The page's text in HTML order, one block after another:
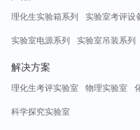
理化生实验箱系列 实验室考评设
实验室电源系列
实验室吊装系列
解决方案
理化生考评实验室 物理实验室
科学探究实验室